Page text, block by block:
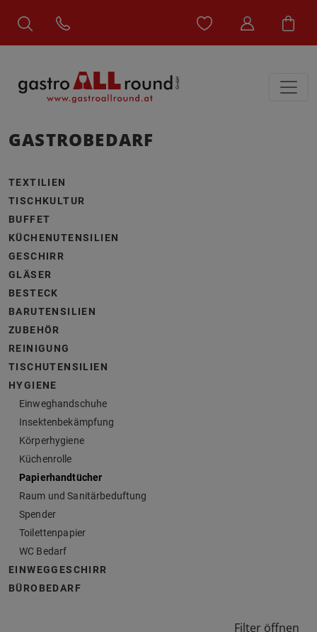
GASTROBEDARF
TEXTILIEN
TISCHKULTUR
BUFFET
KÜCHENUTENSILIEN
GESCHIRR
GLÄSER
BESTECK
BARUTENSILIEN
ZUBEHÖR
REINIGUNG
TISCHUTENSILIEN
HYGIENE
Einweghandschuhe
Insektenbekämpfung
Körperhygiene
Küchenrolle
Papierhandtücher
Raum und Sanitärbeduftung
Spender
Toilettenpapier
WC Bedarf
EINWEGGESCHIRR
BÜROBEDARF
Filter öffnen